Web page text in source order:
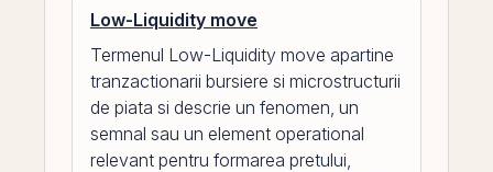
Low-Liquidity move
Termenul Low-Liquidity move apartine
tranzactionarii bursiere si microstructurii
de piata si descrie un fenomen, un
semnal sau un element operational
relevant pentru formarea pretului,